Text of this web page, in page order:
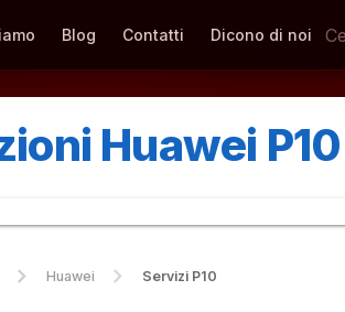
Blog Contatti Dicono di noi
Huawei P10
Huawei Servizi P10